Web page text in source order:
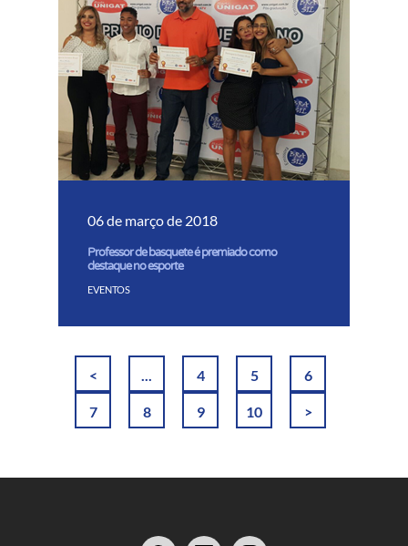
06 de março de 2018
Professor de basquete é premiado como
destaque no esporte
EVENTOS
< ... 4 5 6
7 8 9 10 >